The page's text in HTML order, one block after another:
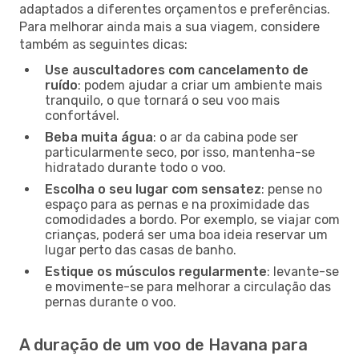
adaptados a diferentes orçamentos e preferências.
Para melhorar ainda mais a sua viagem, considere
também as seguintes dicas:
Use auscultadores com cancelamento de
ruído: podem ajudar a criar um ambiente mais
tranquilo, o que tornará o seu voo mais
confortável.
Beba muita água: o ar da cabina pode ser
particularmente seco, por isso, mantenha-se
hidratado durante todo o voo.
Escolha o seu lugar com sensatez: pense no
espaço para as pernas e na proximidade das
comodidades a bordo. Por exemplo, se viajar com
crianças, poderá ser uma boa ideia reservar um
lugar perto das casas de banho.
Estique os músculos regularmente: levante-se
e movimente-se para melhorar a circulação das
pernas durante o voo.
A duração de um voo de Havana para